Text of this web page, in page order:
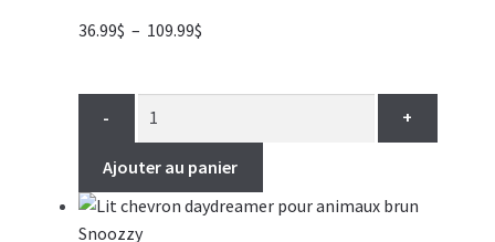
36.99$ – 109.99$Plage
à
109.99$
- +
Ajouter au panier